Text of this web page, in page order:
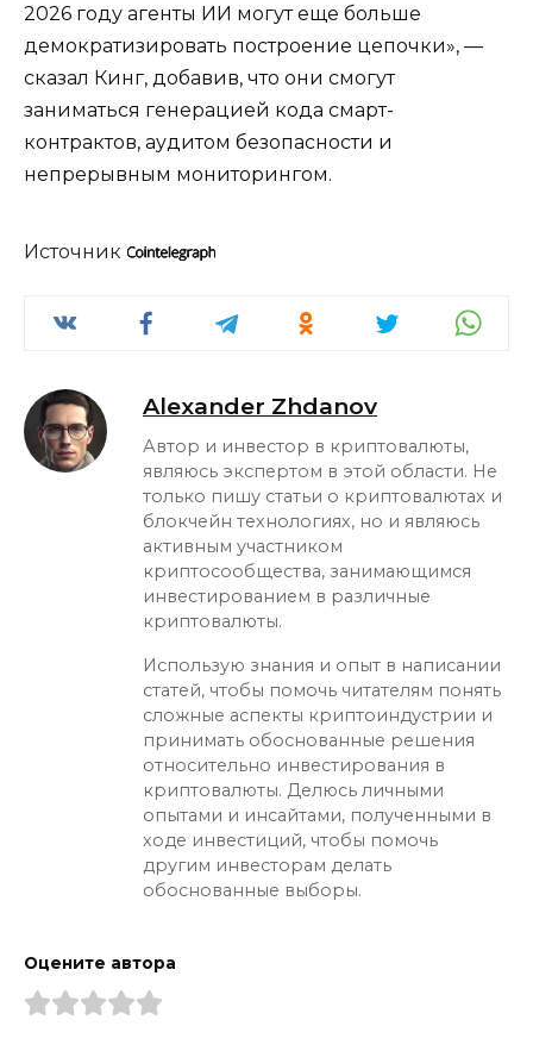
2026 году агенты ИИ могут еще больше
демократизировать построение цепочки», —
сказал Кинг, добавив, что они смогут
заниматься генерацией кода смарт-
контрактов, аудитом безопасности и
непрерывным мониторингом.
Источник
Alexander Zhdanov
Автор и инвестор в криптовалюты,
являюсь экспертом в этой области. Не
только пишу статьи о криптовалютах и
блокчейн технологиях, но и являюсь
активным участником
криптосообщества, занимающимся
инвестированием в различные
криптовалюты.
Использую знания и опыт в написании
статей, чтобы помочь читателям понять
сложные аспекты криптоиндустрии и
принимать обоснованные решения
относительно инвестирования в
криптовалюты. Делюсь личными
опытами и инсайтами, полученными в
ходе инвестиций, чтобы помочь
другим инвесторам делать
обоснованные выборы.
Оцените автора